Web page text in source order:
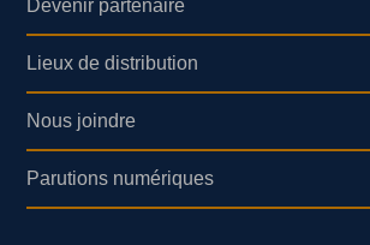
Devenir partenaire
Lieux de distribution
Nous joindre
Parutions numériques